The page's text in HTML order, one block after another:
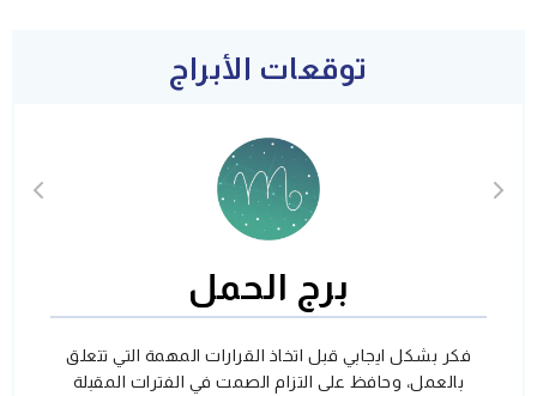
توقعات الأبراج
برج الحمل
فكر بشكل ايجابي قبل اتخاذ القرارات المهمة التي تتعلق
بالعمل، وحافظ على التزام الصمت في الفترات المقبلة